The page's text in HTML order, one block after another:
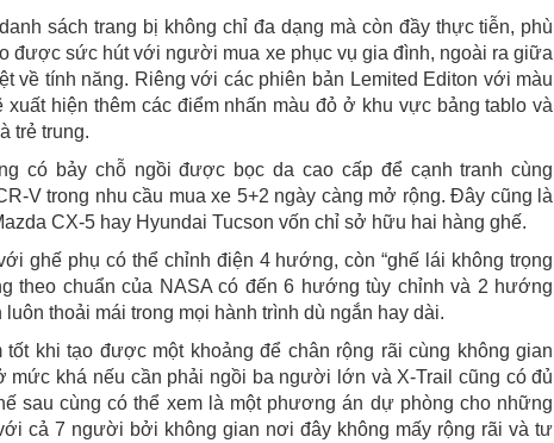
sách trang bị không chỉ đa dạng mà còn đầy thực tiễn, phù
được sức hút với người mua xe phục vụ gia đình, ngoài ra giữa
về tính năng. Riêng với các phiên bản Lemited Editon với màu
hiện thêm các điểm nhấn màu đỏ ở khu vực bảng tablo và
trẻ trung.
có bảy chỗ ngồi được bọc da cao cấp để cạnh tranh cùng
V trong nhu cầu mua xe 5+2 ngày càng mở rộng. Đây cũng là
CX-5 hay Hyundai Tucson vốn chỉ sở hữu hai hàng ghế.
ghế phụ có thể chỉnh điện 4 hướng, còn “ghế lái không trọng
theo chuẩn của NASA có đến 6 hướng tùy chỉnh và 2 hướng
thoải mái trong mọi hành trình dù ngắn hay dài.
khi tạo được một khoảng để chân rộng rãi cùng không gian
mức khá nếu cần phải ngồi ba người lớn và X-Trail cũng có đủ
sau cùng có thể xem là một phương án dự phòng cho những
cả 7 người bởi không gian nơi đây không mấy rộng rãi và tư